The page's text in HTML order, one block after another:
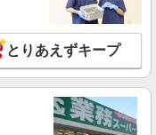
とりあえずキープ